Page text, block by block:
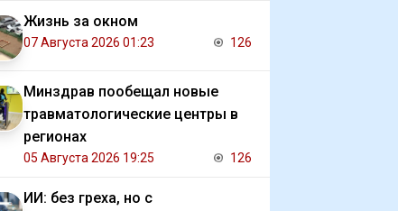
Жизнь за окном
07 Августа 2026 01:23 126
Минздрав пообещал новые
травматологические центры в
регионах
05 Августа 2026 19:25 126
ИИ: без греха, но с